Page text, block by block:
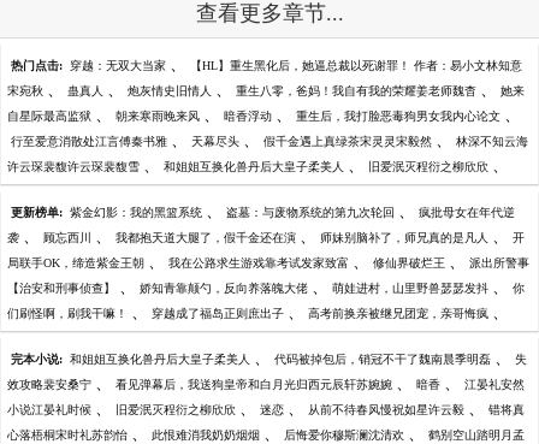
查看更多章节...
热门点击: 穿越：无双大当家 、 【HL】重生黑化后，她逼总裁以死谢罪！ 作者：易小文林知意
宋宛秋 、 蛊真人 、 炮灰情史旧情人 、 重生八零，爸妈！我自有我的荣耀姜老师魏杳 、 她来
自星际最高监狱 、 朝来寒雨晚来风 、 暗香浮动 、 重生后，我打脸恶毒狗男女我内心论文 、
行至爱意消散处江言傅秦书雅 、 天幕尽头 、 假千金遇上真绿茶宋灵灵宋毅然 、 林深不知云海
许云琛裴馥许云琛裴馥雪 、 和姐姐互换化兽丹后大皇子柔美人 、 旧爱泯灭程衍之柳欣欣 、
更新榜单: 紫金幻影：我的黑篮系统 、 盗墓：与废物系统的第九次轮回 、 疯批母女在年代逆
袭 、 顾忘西川 、 我都抱天道大腿了，假千金还在演 、 师妹别脑补了，师兄真的是凡人 、 开
局联手OK，缔造紫金王朝 、 我在公路求生游戏靠考试发家致富 、 修仙界破烂王 、 派出所警事
【治安和刑事侦查】 、 娇知青靠颠勺，反向养落魄大佬 、 萌娃进村，山里野兽瑟瑟发抖 、 你
们刷怪啊，刷我干嘛！ 、 穿越成了福岛正则庶出子 、 高考前换亲被继兄团宠，亲哥悔疯 、
完本小说: 和姐姐互换化兽丹后大皇子柔美人 、 代码被掉包后，销冠不干了魏南晨季明磊 、 失
效攻略裴安桑宁 、 看见弹幕后，我送狗皇帝和白月光归西元辰轩苏婉婉 、 暗香 、 江晏礼安然
小说江晏礼时候 、 旧爱泯灭程衍之柳欣欣 、 迷恋 、 从前不待春风慢祝如星许云毅 、 错将真
心落梧桐宋时礼苏韵怡 、 此恨难消我奶奶烟烟 、 后悔爱你穆斯澜沈清欢 、 鹤别空山踏明月孟